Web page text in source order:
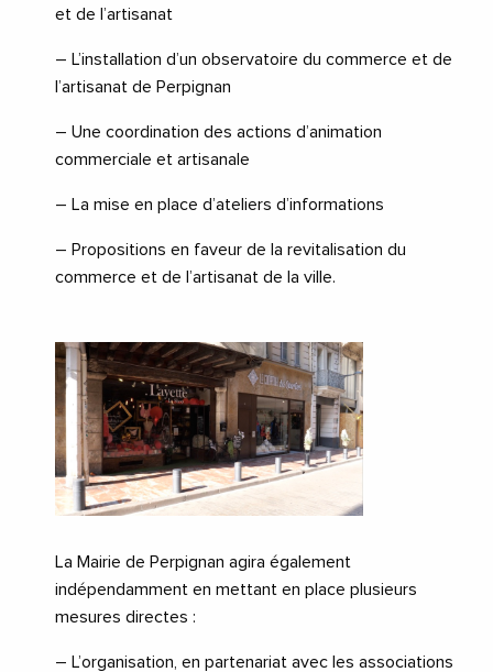
et de l’artisanat
– L’installation d’un observatoire du commerce et de
l’artisanat de Perpignan
– Une coordination des actions d’animation
commerciale et artisanale
– La mise en place d’ateliers d’informations
– Propositions en faveur de la revitalisation du
commerce et de l’artisanat de la ville.
La Mairie de Perpignan agira également
indépendamment en mettant en place plusieurs
mesures directes :
– L’organisation, en partenariat avec les associations